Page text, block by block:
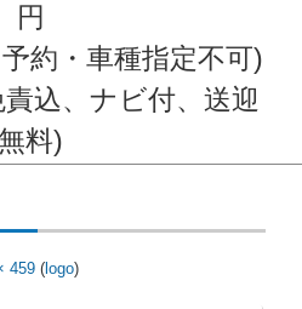
円
約・車種指定不可)
込、ナビ付、送迎
料)
459 ( logo)